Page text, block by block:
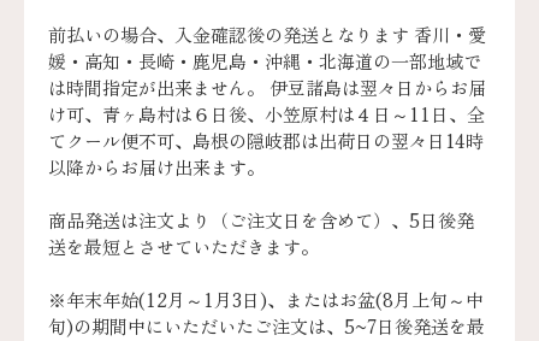
前払いの場合、入金確認後の発送となります 香川・愛
媛・高知・長崎・鹿児島・沖縄・北海道の一部地域で
は時間指定が出来ません。 伊豆諸島は翌々日からお届
け可、青ヶ島村は６日後、小笠原村は４日～11日、全
てクール便不可、島根の隠岐郡は出荷日の翌々日14時
以降からお届け出来ます。
商品発送は注文より（ご注文日を含めて）、5日後発
送を最短とさせていただきます。
※年末年始(12月～1月3日)、またはお盆(8月上旬～中
旬)の期間中にいただいたご注文は、5~7日後発送を最